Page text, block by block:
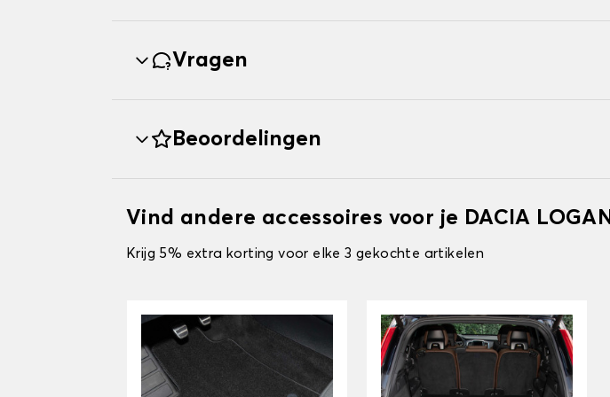
Vragen
Beoordelingen
Vind andere accessoires voor je DACIA LOGAN
Krijg 5% extra korting voor elke 3 gekochte artikelen